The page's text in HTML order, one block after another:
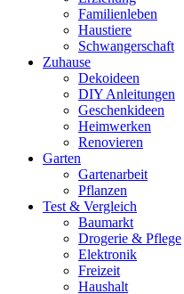
Familienleben
Haustiere
Schwangerschaft
Zuhause
Dekoideen
DIY Anleitungen
Geschenkideen
Heimwerken
Renovieren
Garten
Gartenarbeit
Pflanzen
Test & Vergleich
Baumarkt
Drogerie & Pflege
Elektronik
Freizeit
Haushalt